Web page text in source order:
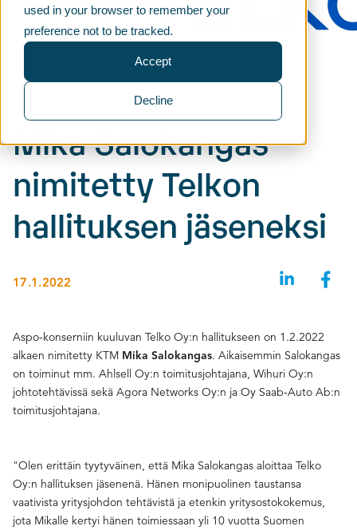
used in your browser to remember your
preference not to be tracked.
Accept
Decline
Mika Salokangas
nimitetty Telkon
hallituksen jäseneksi
17.1.2022
Aspo-konserniin kuuluvan Telko Oy:n hallitukseen on 1.2.2022
alkaen nimitetty KTM Mika Salokangas. Aikaisemmin Salokangas
on toiminut mm. Ahlsell Oy:n toimitusjohtajana, Wihuri Oy:n
johtotehtävissä sekä Agora Networks Oy:n ja Oy Saab-Auto Ab:n
toimitusjohtajana.
"Olen erittäin tyytyväinen, että Mika Salokangas aloittaa Telko
Oy:n hallituksen jäsenenä. Hänen monipuolinen taustansa
vaativista yritysjohdon tehtävistä ja etenkin yritysostokokemus,
jota Mikalle kertyi hänen toimiessaan yli 10 vuotta Suomen